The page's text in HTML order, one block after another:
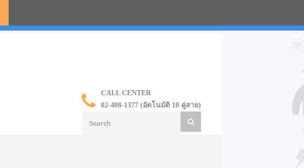
CALL CENTER
02-408-1377 (อัตโนมัติ 10 คู่สาย)
กอล์ฟ ร่มกลับด้าน ราคาส่ง